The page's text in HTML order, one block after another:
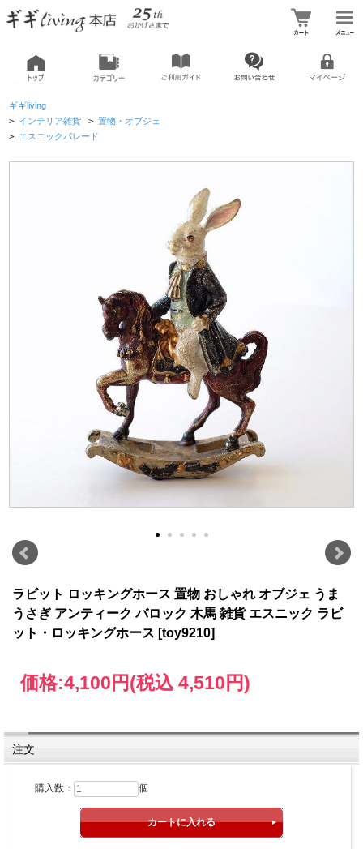
ギギliving
> インテリア雑貨 > 置物・オブジェ
> エスニックパレード
ラビット ロッキングホース 置物 おしゃれ オブジェ うま
うさぎ アンティーク バロック 木馬 雑貨 エスニック ラビ
ット・ロッキングホース [toy9210]
価格:4,100円(税込 4,510円)
注文
購入数： 個